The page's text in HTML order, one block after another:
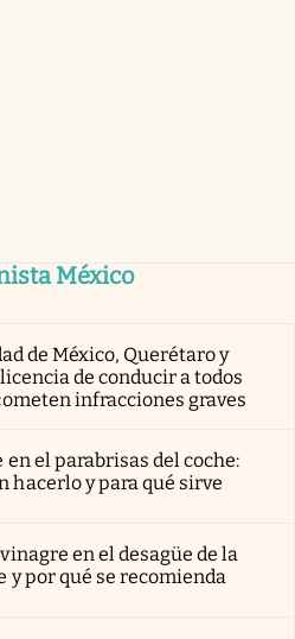
México
de México, Querétaro y
de conducir a todos
infracciones graves
el parabrisas del coche:
hacerlo y para qué sirve
en el desagüe de la
y por qué se recomienda